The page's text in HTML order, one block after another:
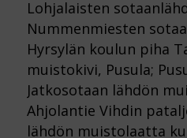
Lohjalaisten
Nummenmiesten
Hyrsylän koulun piha
muistokivi, Pusula;
Jatkosotaan lähdön
Ahjolantie Vihdin
lähdön muistolaatta